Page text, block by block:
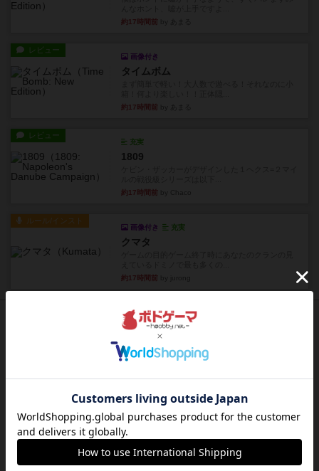
約17時間前
レビュー
画像付き
タイムボム
約17時間前
レビュー
充実
1809
約17時間前
ルール/インスト
画像付き 充実
クマタ
約17時間前